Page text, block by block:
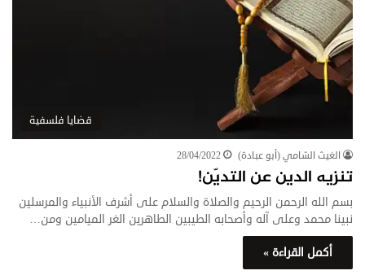
قضايا فلسفية
الغيث الشامي (أبو عبادة) 28/04/2022
تنزيه الدين عن التديّن!
بسم الله الرحمن الرحيم والصلاة والسلام على أشرف الأنبياء والمرسلين
نبينا محمد وعلى آله وأصحابه الطيبين الطاهرين الغر الميامين ومن…
أكمل القراءة »